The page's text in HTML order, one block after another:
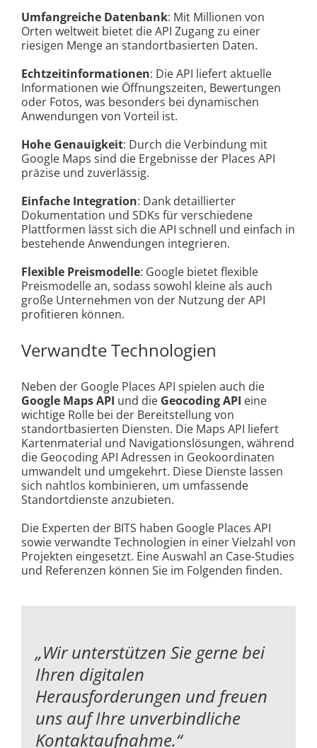
Umfangreiche Datenbank: Mit Millionen von
Orten weltweit bietet die API Zugang zu einer
riesigen Menge an standortbasierten Daten.
Echtzeitinformationen: Die API liefert aktuelle
Informationen wie Öffnungszeiten, Bewertungen
oder Fotos, was besonders bei dynamischen
Anwendungen von Vorteil ist.
Hohe Genauigkeit: Durch die Verbindung mit
Google Maps sind die Ergebnisse der Places API
präzise und zuverlässig.
Einfache Integration: Dank detaillierter
Dokumentation und SDKs für verschiedene
Plattformen lässt sich die API schnell und einfach in
bestehende Anwendungen integrieren.
Flexible Preismodelle: Google bietet flexible
Preismodelle an, sodass sowohl kleine als auch
große Unternehmen von der Nutzung der API
profitieren können.
Verwandte Technologien
Neben der Google Places API spielen auch die
Google Maps API und die Geocoding API eine
wichtige Rolle bei der Bereitstellung von
standortbasierten Diensten. Die Maps API liefert
Kartenmaterial und Navigationslösungen, während
die Geocoding API Adressen in Geokoordinaten
umwandelt und umgekehrt. Diese Dienste lassen
sich nahtlos kombinieren, um umfassende
Standortdienste anzubieten.
Die Experten der BITS haben Google Places API
sowie verwandte Technologien in einer Vielzahl von
Projekten eingesetzt. Eine Auswahl an Case-Studies
und Referenzen können Sie im Folgenden finden.
„Wir unterstützen Sie gerne bei
Ihren digitalen
Herausforderungen undfreuen
uns auf Ihre unverbindliche
Kontaktaufnahme.“